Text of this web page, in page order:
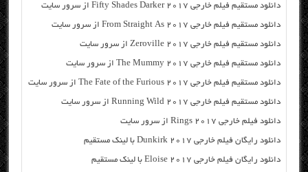
دانلود مستقیم فیلم خارجی Fifty Shades Darker 2017 از سرور سایت
دانلود مستقیم فیلم خارجی From Straight As 2017 از سرور سایت
دانلود مستقیم فیلم خارجی Zeroville 2017 از سرور سایت
دانلود مستقیم فیلم خارجی The Mummy 2017 از سرور سایت
دانلود مستقیم فیلم خارجی The Fate of the Furious 2017 از سرور سایت
دانلود مستقیم فیلم خارجی Running Wild 2017 از سرور سایت
دانلود فیلم خارجی Rings 2017 از سرور سایت
دانلود رایگان فیلم خارجی Dunkirk 2017 با لینک مستقیم
دانلود رایگان فیلم خارجی Eloise 2017 با لینک مستقیم